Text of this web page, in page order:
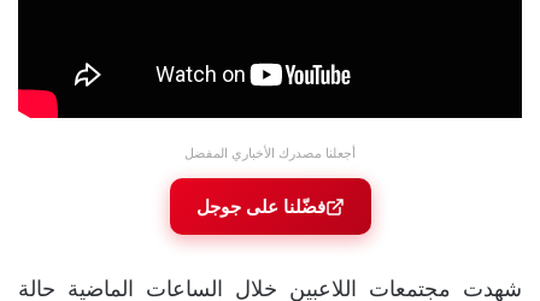
أجعلنا مصدرك الأخباري المفضل
فضّلنا على جوجل
شهدت مجتمعات اللاعبين خلال الساعات الماضية حالة